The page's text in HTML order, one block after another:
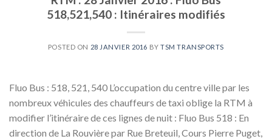
518,521,540 : Itinéraires modifiés
POSTED ON 28 JANVIER 2016 BYTSM TRANSPORTS
Fluo Bus : 518, 521, 540 L’occupation du centre ville par les
nombreux véhicules des chauffeurs de taxi oblige la RTM à
modifier l’itinéraire de ces lignes de nuit : Fluo Bus 518 : En
direction de La Rouvière par Rue Breteuil, Cours Pierre Puget,